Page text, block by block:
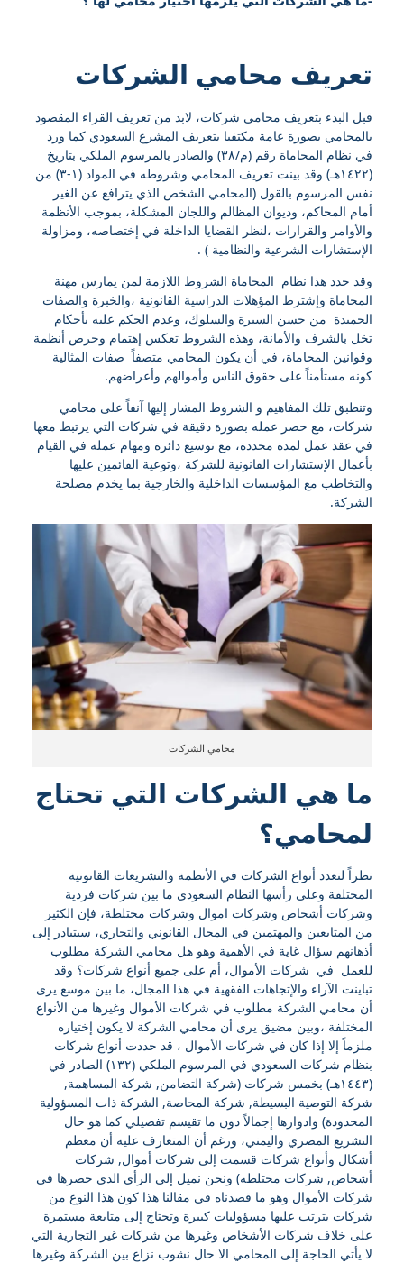
تعريف محامي الشركات
قبل البدء بتعريف محامي شركات، لابد من تعريف القراء المقصود
بالمحامي بصورة عامة مكتفيا بتعريف المشرع السعودي كما ورد
في نظام المحاماة رقم (م/٣٨) والصادر بالمرسوم الملكي بتاريخ
(١٤٢٢هـ) وقد بينت تعريف المحامي وشروطه في المواد (١-٣) من
نفس المرسوم بالقول (المحامي الشخص الذي يترافع عن الغير
أمام المحاكم، وديوان المظالم واللجان المشكلة، بموجب الأنظمة
والأوامر والقرارات ،لنظر القضايا الداخلة في إختصاصه، ومزاولة
الإستشارات الشرعية والنظامية ) .
وقد حدد هذا نظام المحاماة الشروط اللازمة لمن يمارس مهنة
المحاماة وإشترط المؤهلات الدراسية القانونية ،والخبرة والصفات
الحميدة من حسن السيرة والسلوك، وعدم الحكم عليه بأحكام
تخل بالشرف والأمانة، وهذه الشروط تعكس إهتمام وحرص أنظمة
وقوانين المحاماة، في أن يكون المحامي متصفاً صفات المثالية
كونه مستأمناً على حقوق الناس وأموالهم وأعراضهم.
وتنطبق تلك المفاهيم و الشروط المشار إليها آنفاً على محامي
شركات، مع حصر عمله بصورة دقيقة في شركات التي يرتبط معها
في عقد عمل لمدة محددة، مع توسيع دائرة ومهام عمله في القيام
بأعمال الإستشارات القانونية للشركة ،وتوعية القائمين عليها
والتخاطب مع المؤسسات الداخلية والخارجية بما يخدم مصلحة
الشركة.
محامي الشركات
ما هي الشركات التي تحتاج
لمحامي؟
نظراً لتعدد أنواع الشركات في الأنظمة والتشريعات القانونية
المختلفة وعلى رأسها النظام السعودي ما بين شركات فردية
وشركات أشخاص وشركات اموال وشركات مختلطة، فإن الكثير
من المتابعين والمهتمين في المجال القانوني والتجاري، سيتبادر إلى
أذهانهم سؤال غاية في الأهمية وهو هل محامي الشركة مطلوب
للعمل في شركات الأموال، أم على جميع أنواع شركات؟ وقد
تباينت الآراء والإتجاهات الفقهية في هذا المجال، ما بين موسع يرى
أن محامي الشركة مطلوب في شركات الأموال وغيرها من الأنواع
المختلفة ،وبين مضيق يرى أن محامي الشركة لا يكون إختياره
ملزماً إلا إذا كان في شركات الأموال ، قد حددت أنواع شركات
بنظام شركات السعودي في المرسوم الملكي (١٣٢) الصادر في
(١٤٤٣هـ) بخمس شركات (شركة التضامن, شركة المساهمة,
شركة التوصية البسيطة, شركة المحاصة, الشركة ذات المسؤولية
المحدودة) وادوارها إجمالاً دون ما تقيسم تفصيلي كما هو حال
التشريع المصري واليمني، ورغم أن المتعارف عليه أن معظم
أشكال وأنواع شركات قسمت إلى شركات أموال, شركات
أشخاص, شركات مختلطه) ونحن نميل إلى الرأي الذي حصرها في
شركات الأموال وهو ما قصدناه في مقالنا هذا كون هذا النوع من
شركات يترتب عليها مسؤوليات كبيرة وتحتاج إلى متابعة مستمرة
على خلاف شركات الأشخاص وغيرها من شركات غير التجارية التي
لا يأتي الحاجة إلى المحامي الا حال نشوب نزاع بين الشركة وغيرها